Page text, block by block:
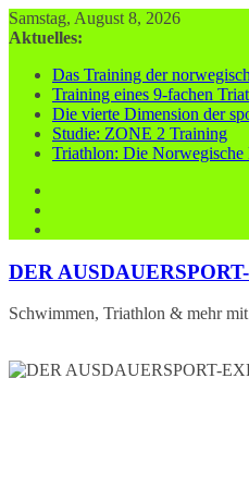
Zum
Inhalt
Samstag, August 8, 2026
Aktuelles:
Das Training der
Training eines 9-fachen
Die vierte Dimension der
Studie: ZONE 2 Training
Triathlon: Die Norwegische
DER
Schwimmen, Triathlon & mehr